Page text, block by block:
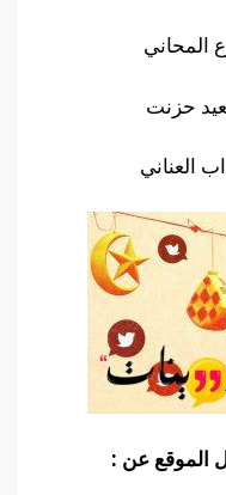
المحاني
حزنت
العناني
الموقع عن :